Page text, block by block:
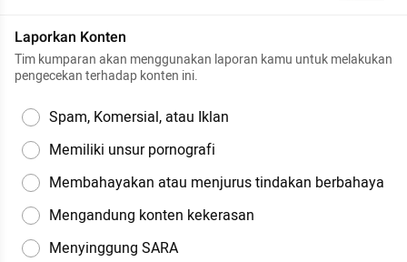
Laporkan Konten
Tim kumparan akan menggunakan laporan kamu untuk melakukan
pengecekan terhadap konten ini.
Spam, Komersial, atau Iklan
Memiliki unsur pornografi
Membahayakan atau menjurus tindakan berbahaya
Mengandung konten kekerasan
Menyinggung SARA